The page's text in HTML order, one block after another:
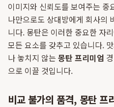
이미지와 신뢰도를 보여주는
나만으로도 상대방에게 회사의
니다. 몽탄은 이러한 중요한 자
모든 요소를 갖추고 있습니다.
나 놓치지 않는 몽탄 프리미엄
으로 이끌 것입니다.
비교 불가의 품격, 몽탄 프